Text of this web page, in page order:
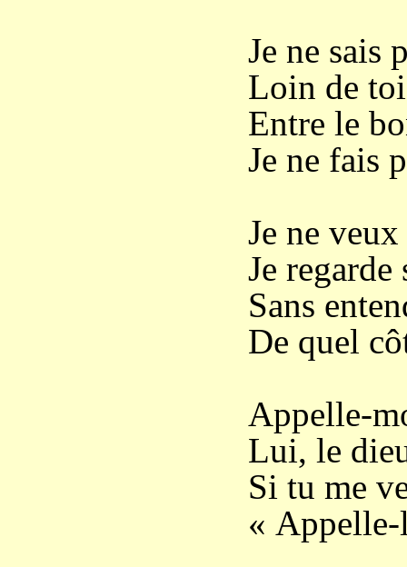
Je ne sais
Loin de
Entre le
Je ne fais
Je ne
Je regarde
Sans
De quel
Appelle-
Lui, le
Si tu me
« Appelle-